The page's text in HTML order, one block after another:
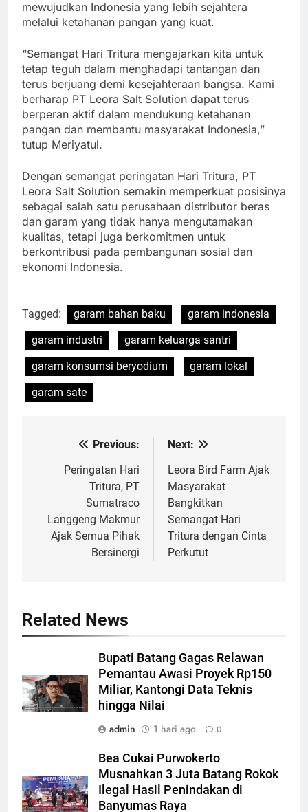
mewujudkan Indonesia yang lebih sejahtera
melalui ketahanan pangan yang kuat.
“Semangat Hari Tritura mengajarkan kita untuk
tetap teguh dalam menghadapi tantangan dan
terus berjuang demi kesejahteraan bangsa. Kami
berharap PT Leora Salt Solution dapat terus
berperan aktif dalam mendukung ketahanan
pangan dan membantu masyarakat Indonesia,”
tutup Meriyatul.
Dengan semangat peringatan Hari Tritura, PT
Leora Salt Solution semakin memperkuat posisinya
sebagai salah satu perusahaan distributor beras
dan garam yang tidak hanya mengutamakan
kualitas, tetapi juga berkomitmen untuk
berkontribusi pada pembangunan sosial dan
ekonomi Indonesia.
Tagged: garam bahan baku
garam indonesia
garam industri
garam keluarga santri
garam konsumsi beryodium
garam lokal
garam sate
NavigasiPrevious:
Peringatan Hari
Tritura, PT
Sumatraco
Langgeng Makmur
Ajak Semua Pihak
Bersinergi
Next:
Leora Bird Farm Ajak
Masyarakat
Bangkitkan
Semangat Hari
Tritura dengan Cinta
Perkutut
Related News
Bupati Batang Gagas Relawan
Pemantau Awasi Proyek Rp150
Miliar, Kantongi Data Teknis
hingga Nilai
admin
1 hari ago 0
Bea Cukai Purwokerto
Musnahkan 3 Juta Batang Rokok
Ilegal Hasil Penindakan di
Banyumas Raya